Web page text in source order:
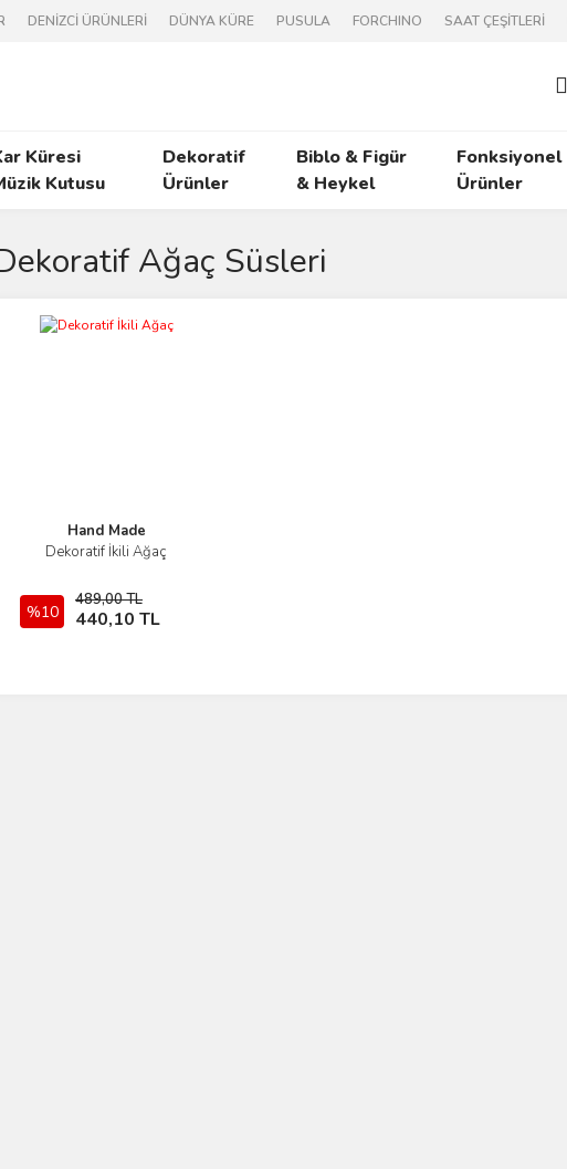
DENİZCİ ÜRÜNLERİ DÜNYA KÜRE PUSULA FORCHINO SAAT ÇEŞİTLERİ
Küresi
Kutusu
Dekoratif
Ürünler
Biblo & Figür
& Heykel
Fonksiyonel
Ürünler
Ağaç Süsleri
Hand Made
Dekoratif İkili Ağaç
%10
489,00 TL
440,10 TL
İncele
Sepete Ekle